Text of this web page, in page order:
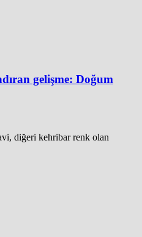
gelişme: Doğum
diğeri kehribar renk olan